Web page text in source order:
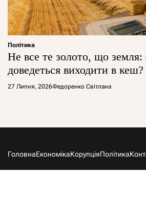
Політика
Не все те золото, що земля:
доведеться виходити в кеш?
27 Липня, 2026Федоренко Світлана
ГоловнаЕкономікаКорупціяПолітика